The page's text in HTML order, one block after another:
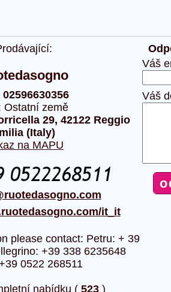
02596630356
Ostatní země
29, 42122 Reggio
(Italy)
na MAPU
it_it
please contact: Petru: + 39
+39 338 6235648
0522 268511
nabídku ( 523 )
Váš
Váš